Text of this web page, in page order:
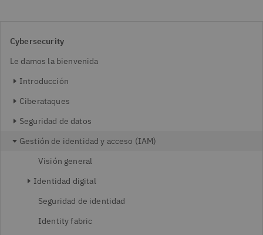
Cybersecurity
Le damos la bienvenida
Introducción
Ciberataques
Seguridad de datos
Gestión de identidad y acceso (IAM)
Visión general
Identidad digital
Seguridad de identidad
Identity fabric